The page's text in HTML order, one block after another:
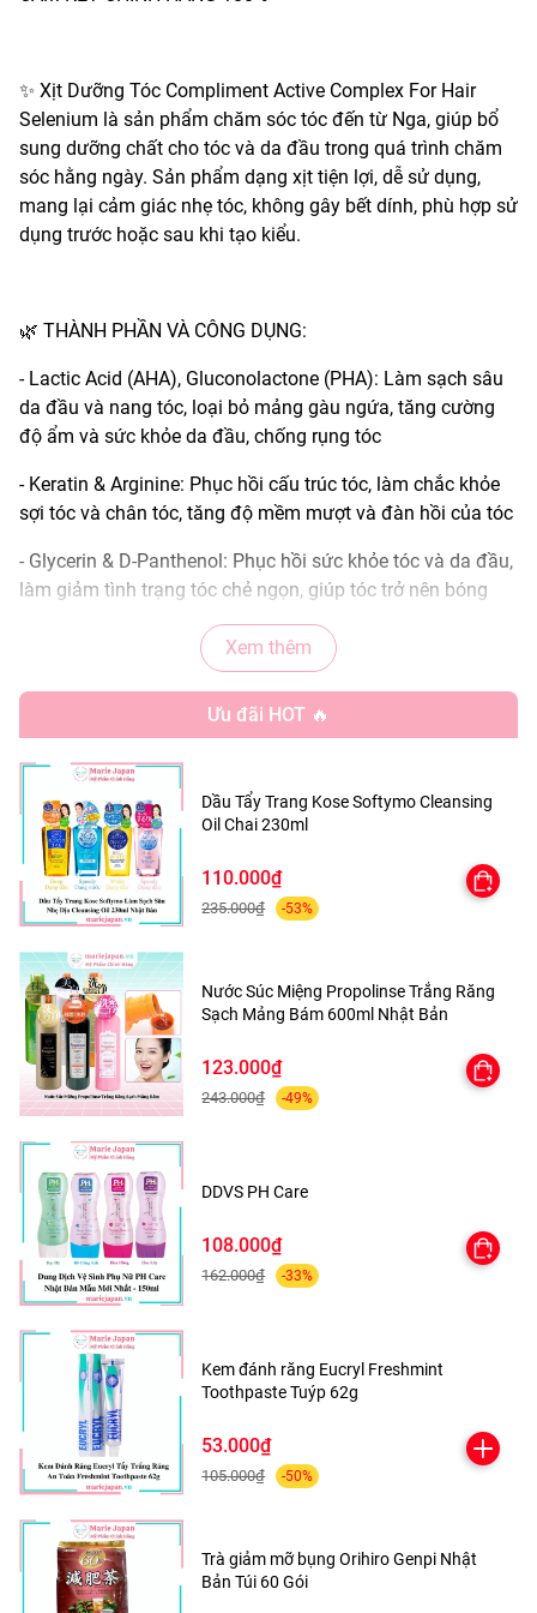
✨ Xịt Dưỡng Tóc Compliment Active Complex For Hair
Selenium là sản phẩm chăm sóc tóc đến từ Nga, giúp bổ
sung dưỡng chất cho tóc và da đầu trong quá trình chăm
sóc hằng ngày. Sản phẩm dạng xịt tiện lợi, dễ sử dụng,
mang lại cảm giác nhẹ tóc, không gây bết dính, phù hợp sử
dụng trước hoặc sau khi tạo kiểu.
🌿 THÀNH PHẦN VÀ CÔNG DỤNG:
- Lactic Acid (AHA), Gluconolactone (PHA): Làm sạch sâu
da đầu và nang tóc, loại bỏ mảng gàu ngứa, tăng cường
độ ẩm và sức khỏe da đầu, chống rụng tóc
- Keratin & Arginine: Phục hồi cấu trúc tóc, làm chắc khỏe
sợi tóc và chân tóc, tăng độ mềm mượt và đàn hồi của tóc
- Glycerin & D-Panthenol: Phục hồi sức khỏe tóc và da đầu,
làm giảm tình trạng tóc chẻ ngọn, giúp tóc trở nên bóng
- Chiết xuất dầu đậu nành, dầu lúa mạch: Nuôi dưỡng, đem
lại da đầu khỏe mạnh và mái tóc bóng mượt
- Chiết xuất rễ hoàng cầm: Ngăn vi khuẩn và ngừa viêm,
giúp bảo vệ da đầu khỏi các tác nhân gây hại.
📍 XUẤT XỨ: Nga
📦 QUY CÁCH: Chai 150ml
📌 HƯỚNG DẪN SỬ DỤNG
Sau khi gội sạch và sấy khô, xịt sản phẩm với lượng vừa
đủ lên da đầu và chân tóc, massage đều cho thẩm thấu
hoàn toàn, không cần xả lại. Thích hợp để sử dụng hàng
ngày.
Xem thêm
Ưu đãi HOT 🔥
Dầu Tẩy Trang Kose Softymo Cleansing
Oil Chai 230ml
110.000₫
235.000₫ -53%
Nước Súc Miệng Propolinse Trắng Răng
Sạch Mảng Bám 600ml Nhật Bản
123.000₫
243.000₫ -49%
DDVS PH Care
108.000₫
162.000₫ -33%
Kem đánh răng Eucryl Freshmint
Toothpaste Tuýp 62g
53.000₫
105.000₫ -50%
Trà giảm mỡ bụng Orihiro Genpi Nhật
Bản Túi 60 Gói